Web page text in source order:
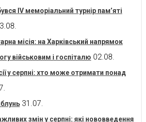
IV меморіальний турнір пам’яті
місія: на Харківський напрямок
військовим і госпіталю 02.08.
у серпні: хто може отримати понад
31.07.
змін у серпні: які нововведення